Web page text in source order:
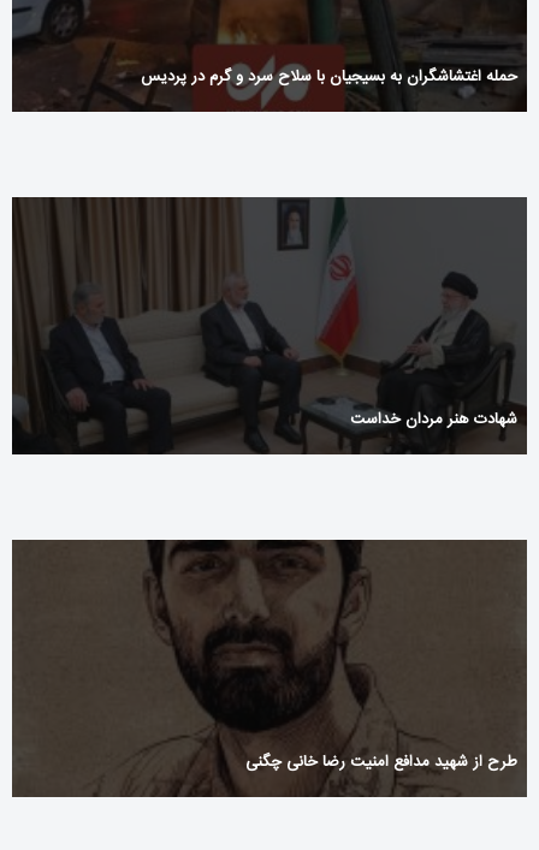
حمله اغتشاشگران به بسیجیان با سلاح سرد و گرم در پردیس
شهادت هنر مردان خداست
طرح از شهید مدافع امنیت رضا خانی چگنی